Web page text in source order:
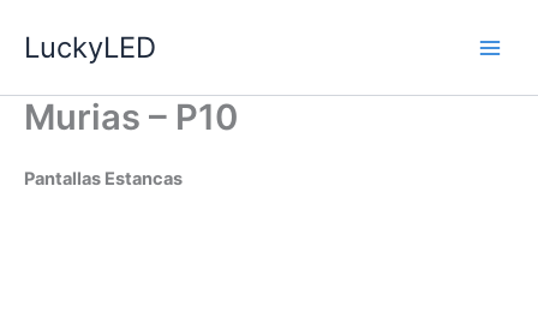
LuckyLED
Murias – P10
Pantallas Estancas